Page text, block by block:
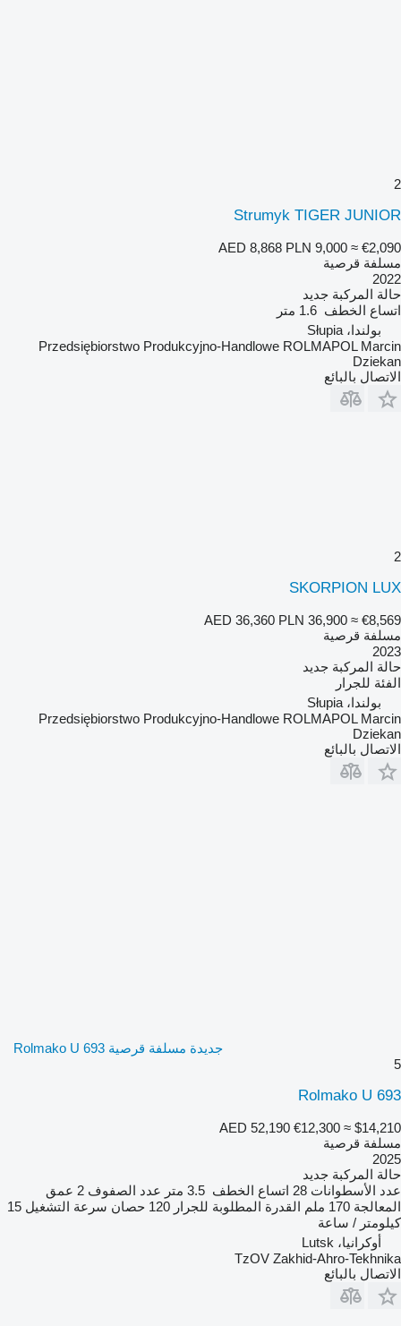
2
Strumyk TIGER JUNIOR
AED 8,868 PLN 9,000 ≈ €2,090
مسلفة قرصية
2022
حالة المركبة جديد
اتساع الخطف 1.6 متر
بولندا، Słupia
Przedsiębiorstwo Produkcyjno-Handlowe ROLMAPOL Marcin
Dziekan
الاتصال بالبائع
2
SKORPION LUX
AED 36,360 PLN 36,900 ≈ €8,569
مسلفة قرصية
2023
حالة المركبة جديد
الفئة للجرار
بولندا، Słupia
Przedsiębiorstwo Produkcyjno-Handlowe ROLMAPOL Marcin
Dziekan
الاتصال بالبائع
جديدة مسلفة قرصية Rolmako U 693
5
Rolmako U 693
AED 52,190 €12,300 ≈ $14,210
مسلفة قرصية
2025
حالة المركبة جديد
عدد الأسطوانات 28 اتساع الخطف 3.5 متر عدد الصفوف 2 عمق
المعالجة 170 ملم القدرة المطلوبة للجرار 120 حصان سرعة التشغيل 15
كيلومتر / ساعة
أوكرانيا، Lutsk
TzOV Zakhid-Ahro-Tekhnika
الاتصال بالبائع